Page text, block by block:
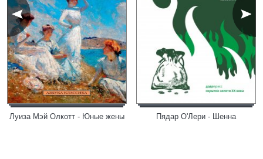
Луиза Мэй Олкотт - Юные жены Пядар О'Лери - Шенна